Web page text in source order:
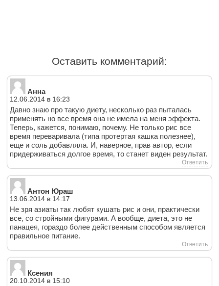
Оставить комментарий:
Анна
12.06.2014 в 16:23
Давно знаю про такую диету, несколько раз пыталась
применять но все время она не имела на меня эффекта.
Теперь, кажется, понимаю, почему. Не только рис все
время переваривала (типа протертая кашка полезнее),
еще и соль добавляла. И, наверное, прав автор, если
придерживаться долгое время, то станет виден результат.
Ответить
Антон Юраш
13.06.2014 в 14:17
Не зря азиаты так любят кушать рис и они, практически
все, со стройными фигурами. А вообще, диета, это не
панацея, гораздо более действенным способом является
правильное питание.
Ответить
Ксения
20.10.2014 в 15:10